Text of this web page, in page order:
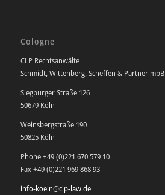
Cologne
CLP Rechtsanwälte
Schmidt, Wittenberg, Scheffen & Partner mbB
Siegburger Straße 126
50679 Köln
Weinsbergstraße 190
50825 Köln
Phone +49 (0)221 670 579 10
Fax +49 (0)221 969 868 93
info-koeln@clp-law.de